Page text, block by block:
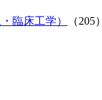
臨床工学）
（205）